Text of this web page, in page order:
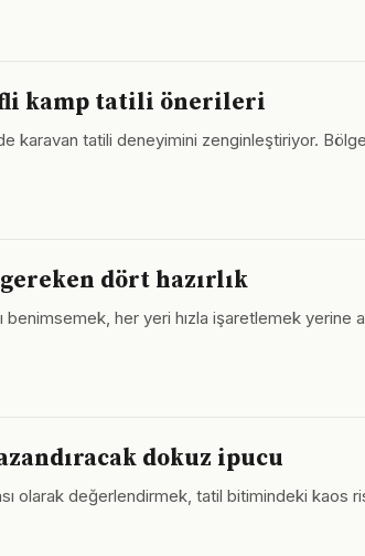
kamp tatili önerileri
karavan tatili deneyimini zenginleştiriyor.
dört hazırlık
benimsemek, her yeri hızla işaretlemek
dokuz ipucu
olarak değerlendirmek, tatil bitimindeki kaos